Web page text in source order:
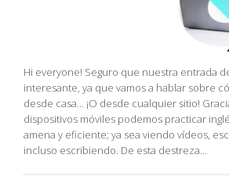
Hi everyone! Seguro que nuestra entrada
interesante, ya que vamos a hablar sobre
desde casa… ¡O desde cualquier sitio!
dispositivos móviles podemos practicar
amena y eficiente; ya sea viendo vídeos,
incluso escribiendo. De esta destreza…